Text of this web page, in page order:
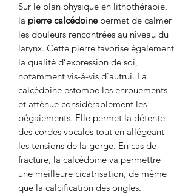
Sur le plan physique en lithothérapie,
la pierre calcédoinepermet de calmer
les douleurs rencontrées au niveau du
larynx. Cette pierre favorise également
la qualité d’expression de soi,
notamment vis-à-vis d’autrui. La
calcédoine estompe les enrouements
et atténue considérablement les
bégaiements. Elle permet la détente
des cordes vocales tout en allégeant
les tensions de la gorge. En cas de
fracture, la calcédoine va permettre
une meilleure cicatrisation, de même
que la calcification des ongles.